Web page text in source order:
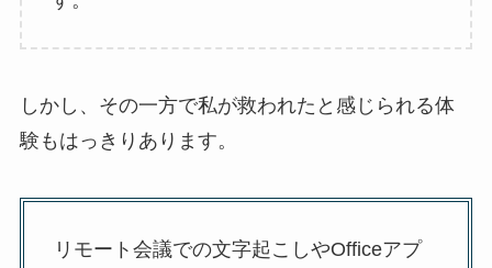
しかし、その一方で私が救われたと感じられる体
験もはっきりあります。
リモート会議での文字起こしやOfficeアプ